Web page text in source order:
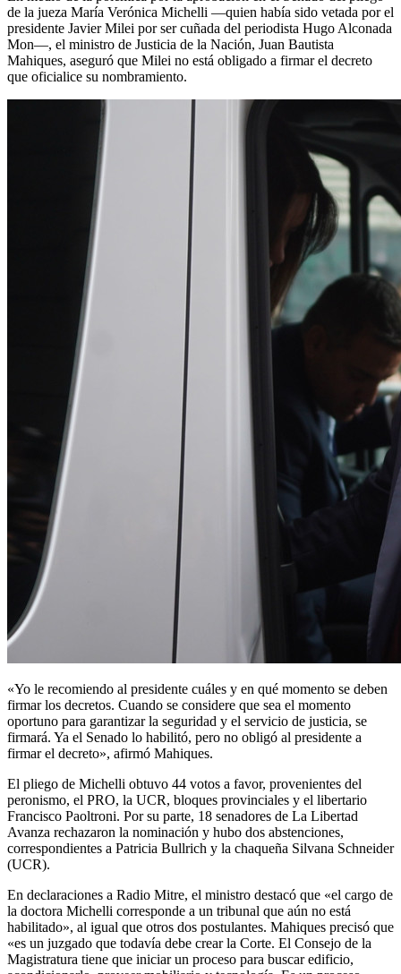
de la jueza María Verónica Michelli —quien había sido vetada por el
presidente Javier Milei por ser cuñada del periodista Hugo Alconada
Mon—, el ministro de Justicia de la Nación, Juan Bautista
Mahiques, aseguró que Milei no está obligado a firmar el decreto
que oficialice su nombramiento.
«Yo le recomiendo al presidente cuáles y en qué momento se deben
firmar los decretos. Cuando se considere que sea el momento
oportuno para garantizar la seguridad y el servicio de justicia, se
firmará. Ya el Senado lo habilitó, pero no obligó al presidente a
firmar el decreto», afirmó Mahiques.
El pliego de Michelli obtuvo 44 votos a favor, provenientes del
peronismo, el PRO, la UCR, bloques provinciales y el libertario
Francisco Paoltroni. Por su parte, 18 senadores de La Libertad
Avanza rechazaron la nominación y hubo dos abstenciones,
correspondientes a Patricia Bullrich y la chaqueña Silvana Schneider
(UCR).
En declaraciones a Radio Mitre, el ministro destacó que «el cargo de
la doctora Michelli corresponde a un tribunal que aún no está
habilitado», al igual que otros dos postulantes. Mahiques precisó que
«es un juzgado que todavía debe crear la Corte. El Consejo de la
Magistratura tiene que iniciar un proceso para buscar edificio,